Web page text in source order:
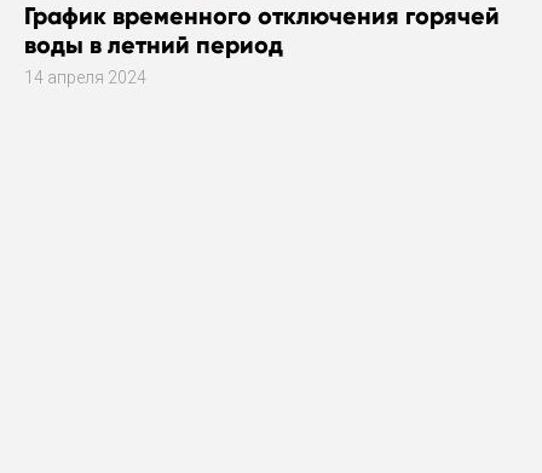
График временного отключения горячей
воды в летний период
14 апреля 2024